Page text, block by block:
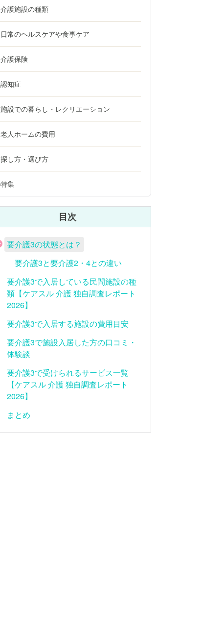
介護施設の種類
日常のヘルスケアや食事ケア
介護保険
認知症
施設での暮らし・レクリエーション
老人ホームの費用
探し方・選び方
特集
目次
要介護3の状態とは？
要介護3と要介護2・4との違い
要介護3で入居している民間施設の種
類【ケアスル 介護 独自調査レポート
2026】
要介護3で入居する施設の費用目安
要介護3で施設入居した方の口コミ・
体験談
要介護3で受けられるサービス一覧
【ケアスル 介護 独自調査レポート
2026】
まとめ